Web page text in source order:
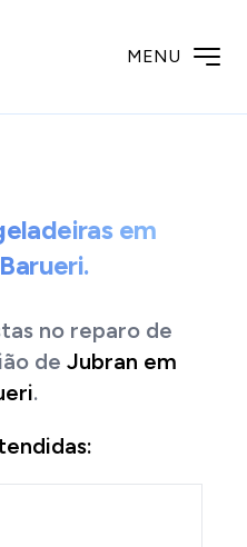
MENU
em
no reparo de
de Jubran em
.